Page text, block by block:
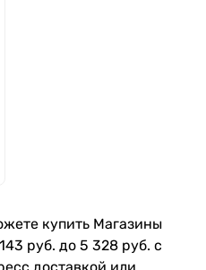
купить Магазины
руб. до 5 328 руб. с